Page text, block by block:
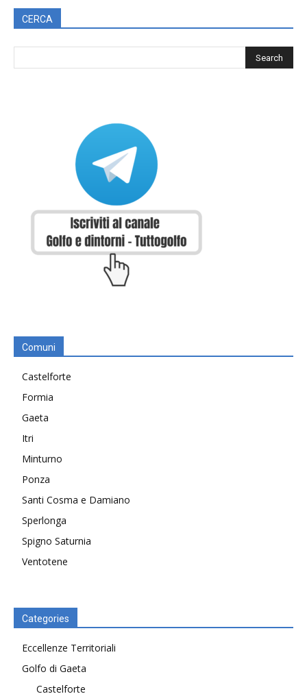
CERCA
Comuni
Castelforte
Formia
Gaeta
Itri
Minturno
Ponza
Santi Cosma e Damiano
Sperlonga
Spigno Saturnia
Ventotene
Categories
Eccellenze Territoriali
Golfo di Gaeta
Castelforte